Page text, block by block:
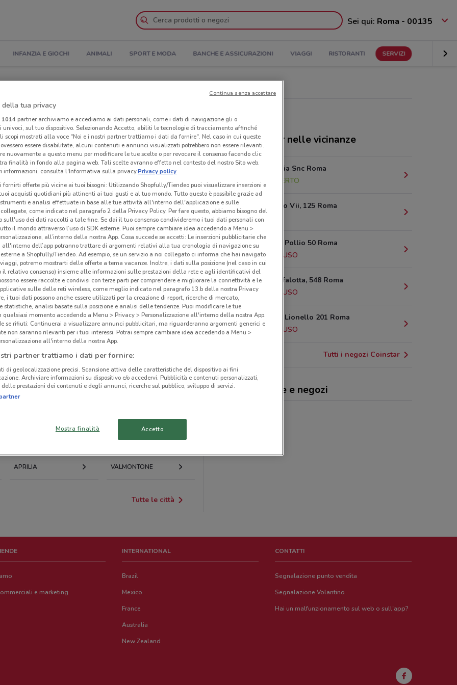
Sei qui: Roma - 00135
INFANZIA E GIOCHI ANIMALI SPORT E MODA BANCHE E ASSICURAZIONI VIAGGI RISTORANTI SERVIZI
Coinstar nelle vicinanze
volantini nella tua zona. Riprova più tardi.
MONTEROTONDO CIAMPINO
BRACCIANO
APRILIA VALMONTONE
Tutte le città
Negozi Coinstar nelle vicinanze
Via Germania Snc Roma
1.5 km
APERTO
Via Gregorio Vii, 125 Roma
4.1 km
Via Alberto Pollio 50 Roma
7.4 km
CHIUSO
via della Bufalotta, 548 Roma
8.3 km
CHIUSO
Via Alberto Lionello 201 Roma
8.4 km
CHIUSO
Tutti i negozi Coinstar
Coinstar, offerte e negozi
e marketing
INTERNATIONAL
Brazil
Mexico
France
Australia
New Zealand
CONTATTI
Segnalazione punto vendita
Segnalazione Volantino
Hai un malfunzionamento sul web o sull'app?
della tua privacy
1014partner archiviamo e accediamo ai dati personali, come i dati di navigazione gli o
sul tuo dispositivo. Selezionando Accetto, abiliti le tecnologie di tracciamento affinché
scopi mostrati alla voce "Noi e i nostri partner trattiamo i dati da fornire". Nel caso in cui queste
essere disabilitate, alcuni contenuti e annunci visualizzati potrebbero non essere rilevanti.
nuovamente a questo menu per modificare le tue scelte o per revocare il consenso facendo clic
finalità in fondo alla pagina web. Tali scelte avranno effetto nel contesto del nostro Sito web.
informazioni, consulta l'Informativa sulla privacy.Privacy policy
fornirti offerte più vicine ai tuoi bisogni: Utilizzando Shopfully/Tiendeo puoi visualizzare inserzioni e
acquisti quotidiani più attinenti ai tuoi gusti e al tuo mondo. Tutto questo è possibile grazie ad
e analisi effettuate in base alle tue attività all'interno dell'applicazione e sulle
come indicato nel paragrafo 2 della Privacy Policy. Per fare questo, abbiamo bisogno del
sull'uso dei dati raccolti a tale fine. Se dai il tuo consenso condivideremo i tuoi dati personali con
il mondo attraverso l’uso di SDK esterne. Puoi sempre cambiare idea accedendo a Menu >
all’interno della nostra App. Cosa succede se accetti: Le inserzioni pubblicitarie che
all'interno dell’app potranno trattare di argomenti relativi alla tua cronologia di navigazione su
a Shopfully/Tiendeo. Ad esempio, se un servizio a noi collegato ci informa che hai navigato
potremo mostrarti delle offerte a tema vacanze. Inoltre, i dati sulla posizione (nel caso in cui
il relativo consenso) insieme alle informazioni sulle prestazioni della rete e agli identificativi del
essere raccolte e condivisi con terze parti per comprendere e migliorare la connettività e le
sulle delle reti wireless, come meglio indicato nel paragrafo 13.b della nostra Privacy
i tuoi dati possono anche essere utilizzati per la creazione di report, ricerche di mercato,
statistiche, analisi basate sulla posizione e analisi delle tendenze. Puoi modificare le tue
qualsiasi momento accedendo a Menu > Privacy > Personalizzazione all'interno della nostra App.
se rifiuti: Continuerai a visualizzare annunci pubblicitari, ma riguarderanno argomenti generici e
non saranno rilevanti per i tuoi interessi. Potrai sempre cambiare idea accedendo a Menu >
all'interno della nostra App.
partner trattiamo i dati per fornire:
di geolocalizzazione precisi. Scansione attiva delle caratteristiche del dispositivo ai fini
Archiviare informazioni su dispositivo e/o accedervi. Pubblicità e contenuti personalizzati,
prestazioni dei contenuti e degli annunci, ricerche sul pubblico, sviluppo di servizi.
Mostra finalità Accetto
Continua senza accettare